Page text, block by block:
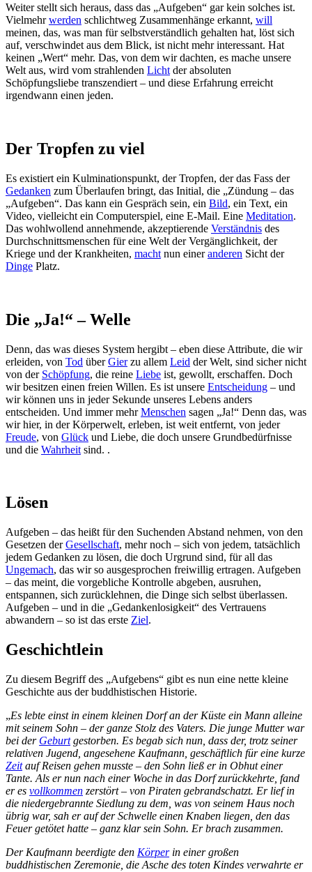
Weiter stellt sich heraus, dass das „Aufgeben“ gar kein solches ist.
Vielmehrwerden schlichtweg Zusammenhänge erkannt, will
meinen, das, was man für selbstverständlich gehalten hat, löst sich
auf, verschwindet aus dem Blick, ist nicht mehr interessant. Hat
keinen „Wert“ mehr. Das, von dem wir dachten, es mache unsere
Welt aus, wird vom strahlenden Licht der absoluten
Schöpfungsliebe transzendiert – und diese Erfahrung erreicht
irgendwann einen jeden.
Der Tropfen zu viel
Es existiert ein Kulminationspunkt, der Tropfen, der das Fass der
Gedanken zum Überlaufen bringt, das Initial, die „Zündung – das
„Aufgeben“. Das kann ein Gespräch sein, ein Bild, ein Text, ein
Video, vielleicht ein Computerspiel, eine E-Mail. Eine Meditation.
Das wohlwollend annehmende, akzeptierende Verständnis des
Durchschnittsmenschen für eine Welt der Vergänglichkeit, der
Kriege und der Krankheiten, macht nun eineranderen Sicht der
Dinge Platz.
Die „Ja!“ – Welle
Denn, das was dieses System hergibt – eben diese Attribute, die wir
erleiden, von Tod überGierzu allem Leid der Welt, sind sicher nicht
von der Schöpfung, die reine Liebe ist, gewollt, erschaffen. Doch
wir besitzen einen freien Willen. Es ist unsere Entscheidung – und
wir können uns in jeder Sekunde unseres Lebens anders
entscheiden. Und immer mehrMenschen sagen „Ja!“ Denn das, was
wir hier, in der Körperwelt, erleben, ist weit entfernt, von jeder
Freude, von Glück und Liebe, die doch unsere Grundbedürfnisse
und die Wahrheit sind. .
Lösen
Aufgeben – das heißt für den Suchenden Abstand nehmen, von den
Gesetzen derGesellschaft, mehr noch – sich von jedem, tatsächlich
jedem Gedanken zu lösen, die doch Urgrund sind, für all das
Ungemach, das wir so ausgesprochen freiwillig ertragen. Aufgeben
– das meint, die vorgebliche Kontrolle abgeben, ausruhen,
entspannen, sich zurücklehnen, die Dinge sich selbst überlassen.
Aufgeben – und in die „Gedankenlosigkeit“ des Vertrauens
abwandern – so ist das erste Ziel.
Geschichtlein
Zu diesem Begriff des „Aufgebens“ gibt es nun eine nette kleine
Geschichte aus der buddhistischen Historie.
„Es lebte einst in einem kleinen Dorf an der Küste ein Mann alleine
mit seinem Sohn – der ganze Stolz des Vaters. Die junge Mutter war
bei der Geburtgestorben. Es begab sich nun, dass der, trotz seiner
relativen Jugend, angesehene Kaufmann, geschäftlich für eine kurze
Zeitauf Reisen gehen musste – den Sohn ließ er in Obhut einer
Tante. Als er nun nach einer Woche in das Dorf zurückkehrte, fand
er es vollkommen zerstört – von Piraten gebrandschatzt. Er lief in
die niedergebrannte Siedlung zu dem, was von seinem Haus noch
übrig war, sah er auf der Schwelle einen Knaben liegen, den das
Feuer getötet hatte – ganz klar sein Sohn. Er brach zusammen.
Der Kaufmann beerdigte den Körperin einer großen
buddhistischen Zeremonie, die Asche des toten Kindes verwahrte er